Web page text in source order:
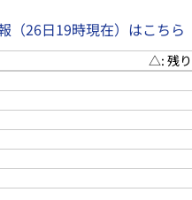
（26日19時現在）はこちら
△: 残